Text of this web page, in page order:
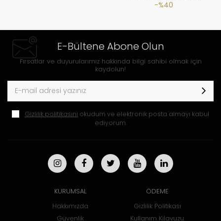
%40
E-Bültene Abone Olun
Fırsatlar ve duyurularımız hakkında bilgi sahibi olmak için
kaydolun!
Gizlilik politikasını okudum ve elektronik posta almayı kabul
ediyorum.
KURUMSAL
Hakkımızda
Güvenlik
ÖDEME
Gizlilik Politikası
Kullanım Kılavuzu